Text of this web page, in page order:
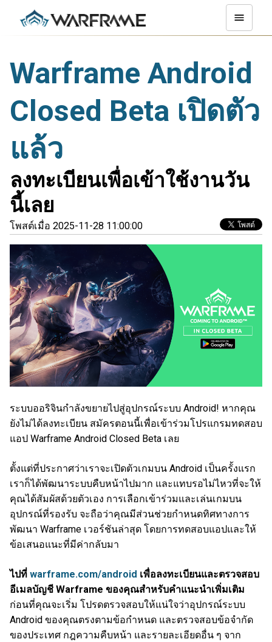
Warframe Android
Closed Beta เปิดตัว
แล้ว
ลงทะเบียนเพื่อเข้าใช้งานวัน
นี้เลย
โพสต์เมื่อ 2025-11-28 11:00:00
ระบบออริจินกำลังขยายไปสู่อุปกรณ์ระบบ Android! หากคุณ
ยังไม่ได้ลงทะเบียน สมัครตอนนี้เพื่อเข้าร่วมโปรแกรมทดสอบ
แอป Warframe Android Closed Beta เลย
ตั้งแต่ที่ประกาศว่าเราจะเปิดตัวเกมบน Android เป็นครั้งแรก
เราก็ได้พัฒนาระบบคืบหน้าไปมาก และแทบรอไม่ไหวที่จะให้
คุณได้สัมผัสด้วยตัวเอง การเลือกเข้าร่วมและเล่นเกมบน
อุปกรณ์ที่รองรับ จะถือว่าคุณมีส่วนช่วยกำหนดทิศทางการ
พัฒนา Warframe เวอร์ชันล่าสุด โดยการทดสอบแอปและให้
ข้อเสนอแนะที่มีค่ากลับมา
ไปที่ warframe.com/android เพื่อลงทะเบียนและตรวจสอบ
อีเมลบัญชี Warframe ของคุณสำหรับคำแนะนำเพิ่มเติม
ก่อนที่คุณจะเริ่ม โปรดตรวจสอบให้แน่ใจว่าอุปกรณ์ระบบ
Android ของคุณตรงตามข้อกำหนด และตรวจสอบข้อจำกัด
ของประเทศ กฎความคืบหน้า และรายละเอียดอื่น ๆ จาก